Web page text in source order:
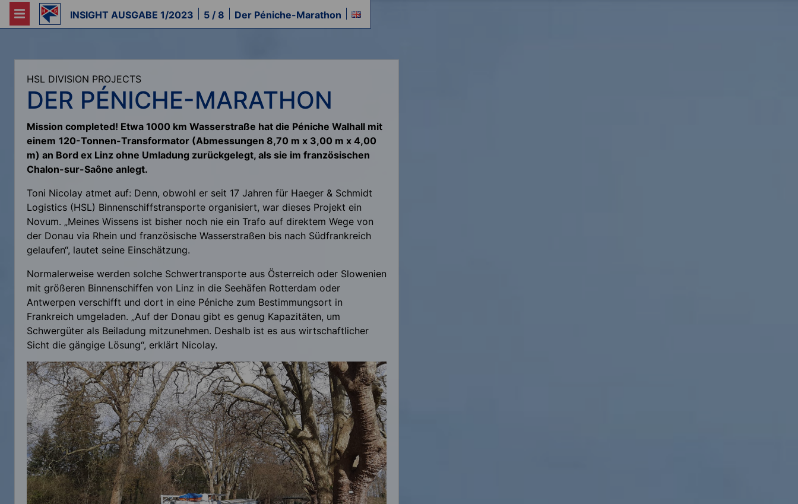
INSIGHT AUSGABE 1/2023 5 / 8 Der Péniche-Marathon
HSL DIVISION PROJECTS
DER PÉNICHE-MARATHON
Mission completed! Etwa 1000 km Wasserstraße hat die Péniche Walhall mit
einem 120-Tonnen-Transformator (Abmessungen 8,70 m x 3,00 m x 4,00
m) an Bord ex Linz ohne Umladung zurückgelegt, als sie im französischen
Chalon-sur-Saône anlegt.
Toni Nicolay atmet auf: Denn, obwohl er seit 17 Jahren für Haeger & Schmidt
Logistics (HSL) Binnenschiffstransporte organisiert, war dieses Projekt ein
Novum. „Meines Wissens ist bisher noch nie ein Trafo auf direktem Wege von
der Donau via Rhein und französische Wasserstraßen bis nach Südfrankreich
gelaufen“, lautet seine Einschätzung.
Normalerweise werden solche Schwertransporte aus Österreich oder Slowenien
mit größeren Binnenschiffen von Linz in die Seehäfen Rotterdam oder
Antwerpen verschifft und dort in eine Péniche zum Bestimmungsort in
Frankreich umgeladen. „Auf der Donau gibt es genug Kapazitäten, um
Schwergüter als Beiladung mitzunehmen. Deshalb ist es aus wirtschaftlicher
Sicht die gängige Lösung“, erklärt Nicolay.